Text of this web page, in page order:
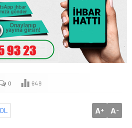
0 649
A+ A-